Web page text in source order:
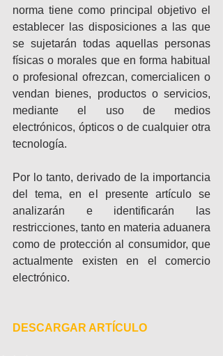
norma tiene como principal objetivo el
establecer las disposiciones a las que
se sujetarán todas aquellas personas
físicas o morales que en forma habitual
o profesional ofrezcan, comercialicen o
vendan bienes, productos o servicios,
mediante el uso de medios
electrónicos, ópticos o de cualquier otra
tecnología.
Por lo tanto, derivado de la importancia
del tema, en el presente artículo se
analizarán e identificarán las
restricciones, tanto en materia aduanera
como de protección al consumidor, que
actualmente existen en el comercio
electrónico.
DESCARGAR ARTÍCULO